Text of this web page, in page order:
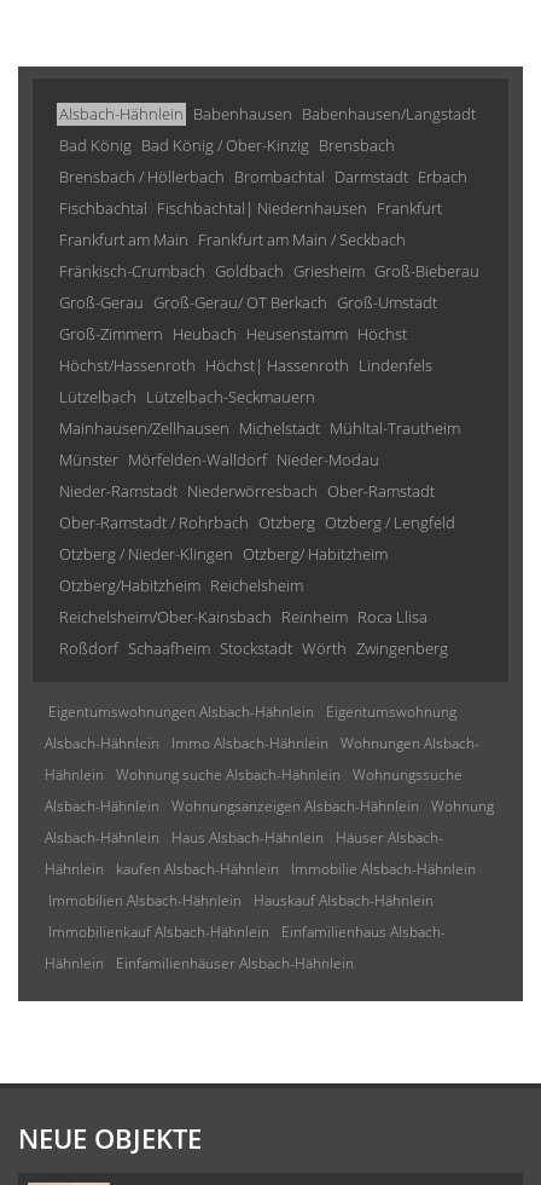
Alsbach-Hähnlein Babenhausen Babenhausen/Langstadt
Bad König Bad König / Ober-Kinzig Brensbach
Brensbach / Höllerbach Brombachtal Darmstadt Erbach
Fischbachtal Fischbachtal| Niedernhausen Frankfurt
Frankfurt am Main Frankfurt am Main / Seckbach
Fränkisch-Crumbach Goldbach Griesheim Groß-Bieberau
Groß-Gerau Groß-Gerau/ OT Berkach Groß-Umstadt
Groß-Zimmern Heubach Heusenstamm Höchst
Höchst/Hassenroth Höchst| Hassenroth Lindenfels
Lützelbach Lützelbach-Seckmauern
Mainhausen/Zellhausen Michelstadt Mühltal-Trautheim
Münster Mörfelden-Walldorf Nieder-Modau
Nieder-Ramstadt Niederwörresbach Ober-Ramstadt
Ober-Ramstadt / Rohrbach Otzberg Otzberg / Lengfeld
Otzberg / Nieder-Klingen Otzberg/ Habitzheim
Otzberg/Habitzheim Reichelsheim
Reichelsheim/Ober-Kainsbach Reinheim Roca Llisa
Roßdorf Schaafheim Stockstadt Wörth Zwingenberg
Eigentumswohnungen Alsbach-Hähnlein
Eigentumswohnung
Alsbach-Hähnlein
Immo Alsbach-Hähnlein
Wohnungen Alsbach-
Hähnlein
Wohnung suche Alsbach-Hähnlein
Wohnungssuche
Alsbach-Hähnlein
Wohnungsanzeigen Alsbach-Hähnlein
Wohnung
Alsbach-Hähnlein
Haus Alsbach-Hähnlein
Häuser Alsbach-
Hähnlein
kaufen Alsbach-Hähnlein
Immobilie Alsbach-Hähnlein
Immobilien Alsbach-Hähnlein
Hauskauf Alsbach-Hähnlein
Immobilienkauf Alsbach-Hähnlein
Einfamilienhaus Alsbach-
Hähnlein
Einfamilienhäuser Alsbach-Hähnlein
NEUE OBJEKTE